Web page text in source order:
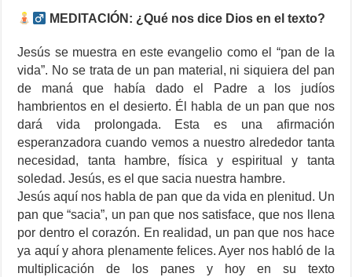
MEDITACIÓN: ¿Qué nos dice Dios en el texto?
Jesús se muestra en este evangelio como el “pan de la
vida”. No se trata de un pan material, ni siquiera del pan
de maná que había dado el Padre a los judíos
hambrientos en el desierto. Él habla de un pan que nos
dará vida prolongada. Esta es una afirmación
esperanzadora cuando vemos a nuestro alrededor tanta
necesidad, tanta hambre, física y espiritual y tanta
soledad. Jesús, es el que sacia nuestra hambre.
Jesús aquí nos habla de pan que da vida en plenitud. Un
pan que “sacia”, un pan que nos satisface, que nos llena
por dentro el corazón. En realidad, un pan que nos hace
ya aquí y ahora plenamente felices. Ayer nos habló de la
multiplicación de los panes y hoy en su texto